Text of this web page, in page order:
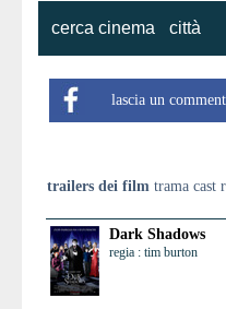
cerca cinema città
lascia un
trailers dei film trama cast
Dark Shadows
regia : tim burton